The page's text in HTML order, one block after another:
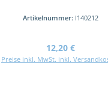
Artikelnummer: I140212
Regulärer Preis:
12,20 €
Preise inkl. MwSt. inkl.